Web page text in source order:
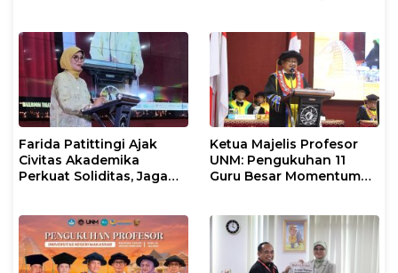
Farida Patittingi Ajak
Civitas Akademika
Perkuat Soliditas, Jaga
Ketua Majelis Profesor
UNM: Pengukuhan 11
Guru Besar Momentum